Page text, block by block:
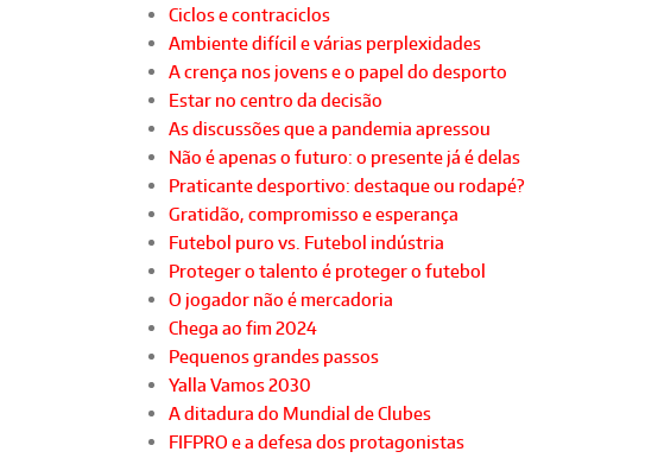
Ciclos e contraciclos
Ambiente difícil e várias perplexidades
A crença nos jovens e o papel do desporto
Estar no centro da decisão
As discussões que a pandemia apressou
Não é apenas o futuro: o presente já é delas
Praticante desportivo: destaque ou rodapé?
Gratidão, compromisso e esperança
Futebol puro vs. Futebol indústria
Proteger o talento é proteger o futebol
O jogador não é mercadoria
Chega ao fim 2024
Pequenos grandes passos
Yalla Vamos 2030
A ditadura do Mundial de Clubes
FIFPRO e a defesa dos protagonistas